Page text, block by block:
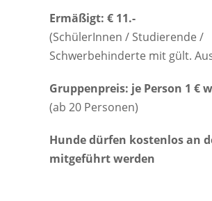
Ermäßigt: € 11.-
(SchülerInnen / Studierende /
Schwerbehinderte mit gült.
Gruppenpreis: je Person 1 €
(ab 20 Personen)
Hunde dürfen kostenlos an
mitgeführt werden